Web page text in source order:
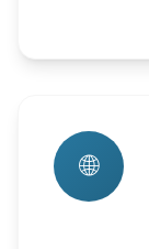
🌐